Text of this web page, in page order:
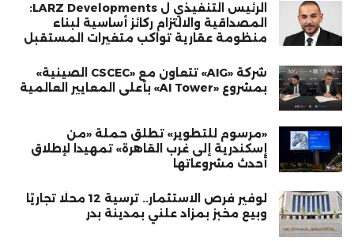
الرئيس التنفيذي ل LARZ Developments:
المصداقية والالتزام ركائز أساسية لبناء
منظومة عقارية تواكب متغيرات المستقبل
شركة «AIG» تتعاون مع «CSCEC الصينية»
بمشروع «AI Tower» بأعلى المعايير العالمية
«مرسوم للتطوير» تطلق حملة «من
إسكندرية إلى غرب القاهرة» تمهيدا لإطلاق
أحدث مشروعاتها
لوفير فرص الاستثمار.. ترسية 12 محلًا تجاريًا
وبيع مخبز بمزاد علني بمدينة بدر